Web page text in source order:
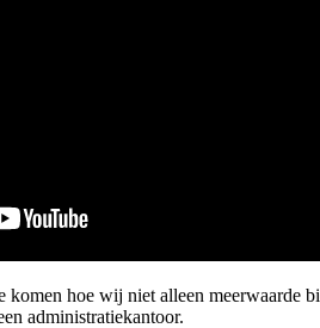
komen hoe wij niet alleen
administratiekantoor.